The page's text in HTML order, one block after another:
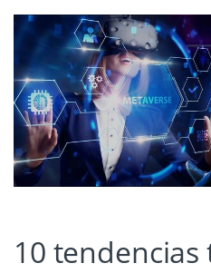
10 tendencias